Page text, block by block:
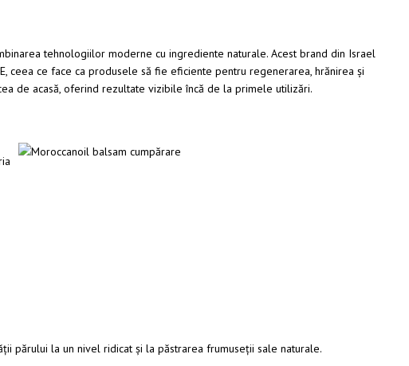
tehnologiilor moderne cu ingrediente naturale. Acest brand din Israel
ceea ce face ca produsele să fie eficiente pentru regenerarea, hrănirea și
de acasă, oferind rezultate vizibile încă de la primele utilizări.
părului la un nivel ridicat și la păstrarea frumuseții sale naturale.